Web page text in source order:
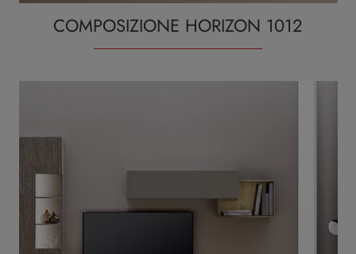
COMPOSIZIONE HORIZON 1012